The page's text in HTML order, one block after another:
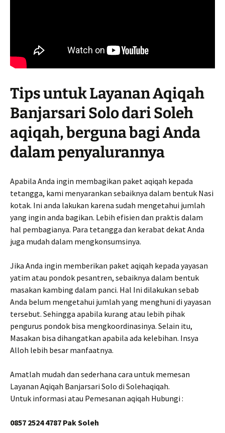
Tips untuk Layanan Aqiqah
Banjarsari Solo dari Soleh
aqiqah, berguna bagi Anda
dalam penyalurannya
Apabila Anda ingin membagikan paket aqiqah kepada
tetangga, kami menyarankan sebaiknya dalam bentuk Nasi
kotak. Ini anda lakukan karena sudah mengetahui jumlah
yang ingin anda bagikan. Lebih efisien dan praktis dalam
hal pembagianya. Para tetangga dan kerabat dekat Anda
juga mudah dalam mengkonsumsinya.
Jika Anda ingin memberikan paket aqiqah kepada yayasan
yatim atau pondok pesantren, sebaiknya dalam bentuk
masakan kambing dalam panci. Hal Ini dilakukan sebab
Anda belum mengetahui jumlah yang menghuni di yayasan
tersebut. Sehingga apabila kurang atau lebih pihak
pengurus pondok bisa mengkoordinasinya. Selain itu,
Masakan bisa dihangatkan apabila ada kelebihan. Insya
Alloh lebih besar manfaatnya.
Amatlah mudah dan sederhana cara untuk memesan
Layanan Aqiqah Banjarsari Solo di Solehaqiqah.
Untuk informasi atau Pemesanan aqiqah Hubungi :
0857 2524 4787 Pak Soleh